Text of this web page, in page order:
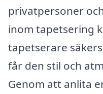
privatpersoner
inom tapetsering
tapetserare
får den stil och
Genom att anlita